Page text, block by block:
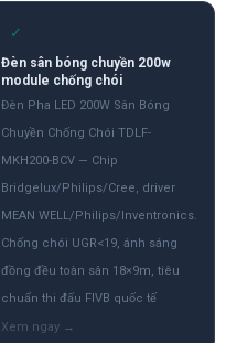
✓
Đèn sân bóng chuyền 200w
module chống chói
Đèn Pha LED 200W Sân Bóng
Chuyền Chống Chói TDLF-
MKH200-BCV — Chip
Bridgelux/Philips/Cree, driver
MEAN WELL/Philips/Inventronics.
Chống chói UGR<19, ánh sáng
đồng đều toàn sân 18×9m, tiêu
chuẩn thi đấu FIVB quốc tế